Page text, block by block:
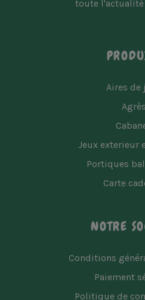
Aires de
Agrès
Jeux exterieur
Portiques
Carte
NOTRE
Conditions
Paiement
Politique de
toute l'actualité